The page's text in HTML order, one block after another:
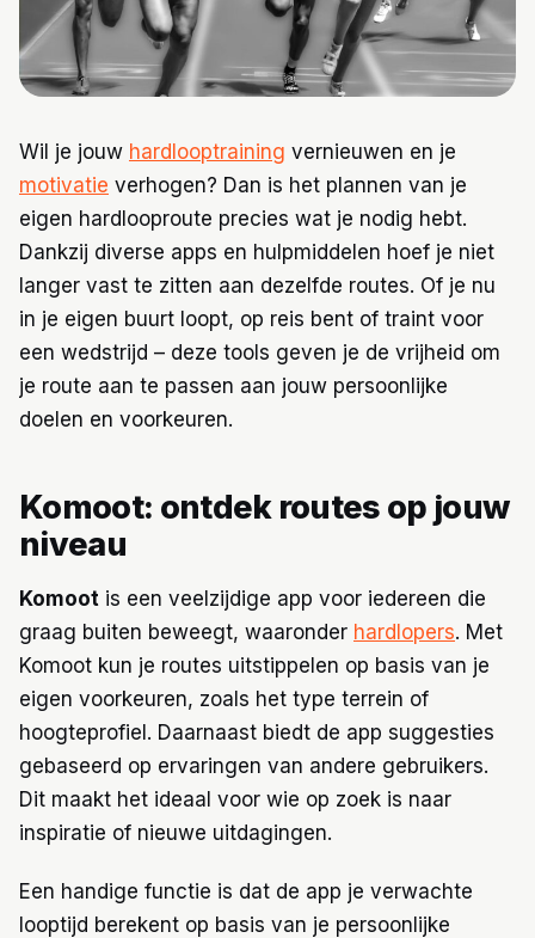
Wil je jouw hardlooptraining vernieuwen en je
motivatie verhogen? Dan is het plannen van je
eigen hardlooproute precies wat je nodig hebt.
Dankzij diverse apps en hulpmiddelen hoef je niet
langer vast te zitten aan dezelfde routes. Of je nu
in je eigen buurt loopt, op reis bent of traint voor
een wedstrijd – deze tools geven je de vrijheid om
je route aan te passen aan jouw persoonlijke
doelen en voorkeuren.
Komoot: ontdek routes op jouw
niveau
Komoot is een veelzijdige app voor iedereen die
graag buiten beweegt, waaronder hardlopers. Met
Komoot kun je routes uitstippelen op basis van je
eigen voorkeuren, zoals het type terrein of
hoogteprofiel. Daarnaast biedt de app suggesties
gebaseerd op ervaringen van andere gebruikers.
Dit maakt het ideaal voor wie op zoek is naar
inspiratie of nieuwe uitdagingen.
Een handige functie is dat de app je verwachte
looptijd berekent op basis van je persoonlijke